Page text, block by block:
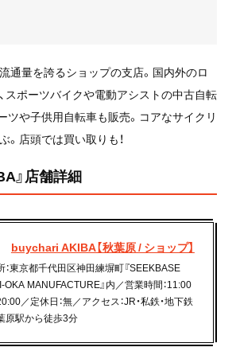
通量を誇るショップの支店。国内外のロ
スポーツバイクや電動アシストの中古自転
ツや子供用自転車も販売。コアなサイクリ
。店頭では買い取りも！
』店舗詳細
buychari AKIBA【秋葉原 / ショップ】
：東京都千代田区神田練塀町『SEEKBASE
OKA MANUFACTURE』内／営業時間：11:00
／定休日：無／アクセス：JR・私鉄・地下鉄
原駅から徒歩3分